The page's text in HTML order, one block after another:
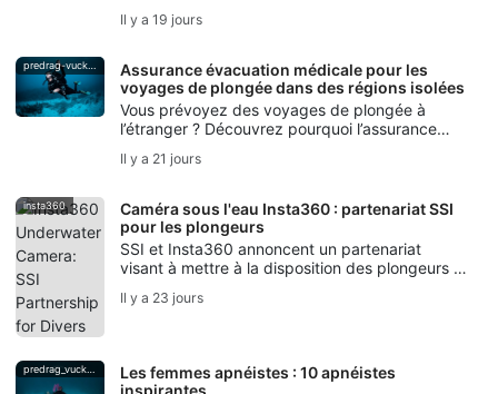
compétences en nage avec une queue de
de sécurité et la certification de Mermaid.
Il y a 19 jours
predrag-vuckovic
Assurance évacuation médicale pour les
voyages de plongée dans des régions isolées
Vous prévoyez des voyages de plongée à
l’étranger ? Découvrez pourquoi l’assurance
plongeurs, qu’il s’agisse du mal de
l’évacuation.
Il y a 21 jours
insta360
Caméra sous l'eau Insta360 : partenariat SSI
pour les plongeurs
SSI et Insta360 annoncent un partenariat
visant à mettre à la disposition des plongeurs la
des ateliers, des campagnes destinées aux
Il y a 23 jours
predrag_vuckovic
Les femmes apnéistes : 10 apnéistes
inspirantes